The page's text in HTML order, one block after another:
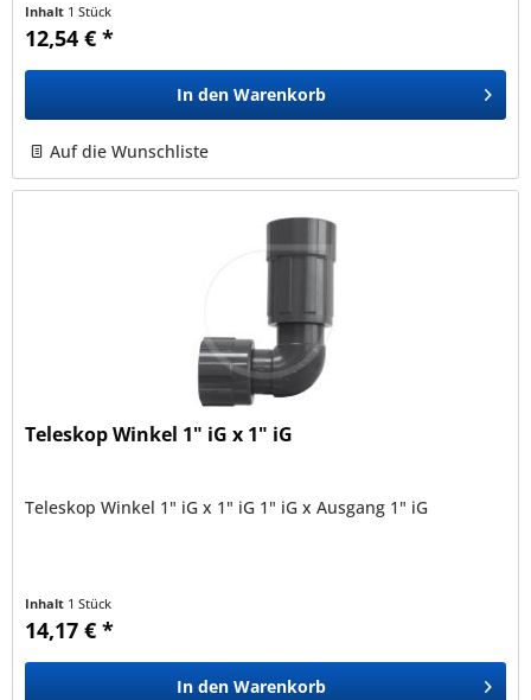
Inhalt 1 Stück
12,54 € *
In den Warenkorb
Auf die Wunschliste
Teleskop Winkel 1" iG x 1" iG
Teleskop Winkel 1" iG x 1" iG 1" iG x Ausgang 1" iG
Inhalt 1 Stück
14,17 € *
In den Warenkorb